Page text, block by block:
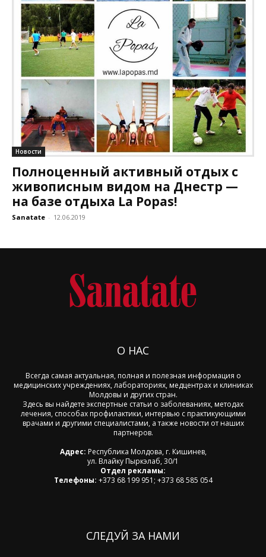
Новости
Полноценный активный отдых с
живописным видом на Днестр —
на базе отдыха La Popas!
Sanatate - 12.06.2019
О НАС
Всегда самая актуальная, полная и полезная информация о
медицинских учреждениях, лабораториях, медцентрах и клиниках
Молдовы и других стран.
Здесь вы найдете экспертные статьи о заболеваниях, методах
лечения, способах профилактики, интервью с практикующими
врачами и другими специалистами, а также новости от наших
партнеров.
Адрес: Республика Молдова, г. Кишинев,
ул. Влайку Пыркэлаб, 30/1
Отдел рекламы:
Телефоны: +373 68 199 951; +373 68 585 054
СЛЕДУЙ ЗА НАМИ